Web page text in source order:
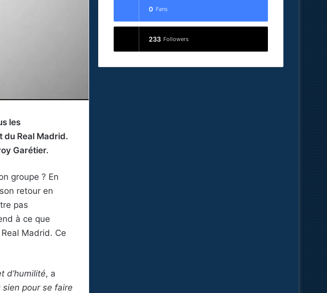
les
du Real Madrid.
Garétier.
groupe ? En
retour en
pas
à ce que
Madrid. Ce
d’humilité, a
pour se faire
0 Fans
233 Followers